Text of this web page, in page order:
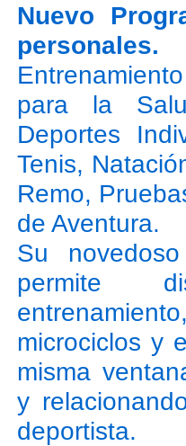
Nuevo
personales.
para la
Deportes
Tenis,
Remo,
de Aventura.
Su
permite
microciclos y
misma
y
deportista.